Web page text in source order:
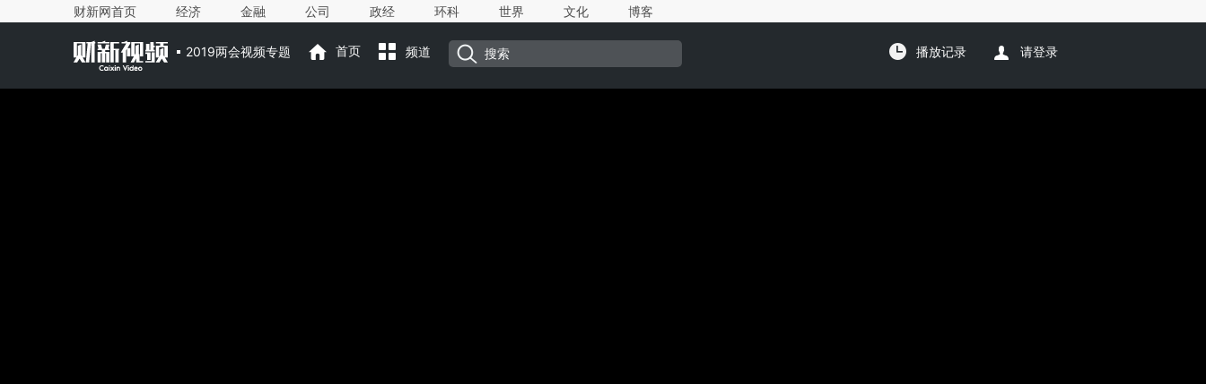
财新网首页 经济 金融 公司 政经 环科 世界 文化 博客
2019两会视频专题 首页 频道 播放记录 请登录